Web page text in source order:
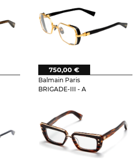
Balmain Paris
BRIGADE-III - A
750,00 €